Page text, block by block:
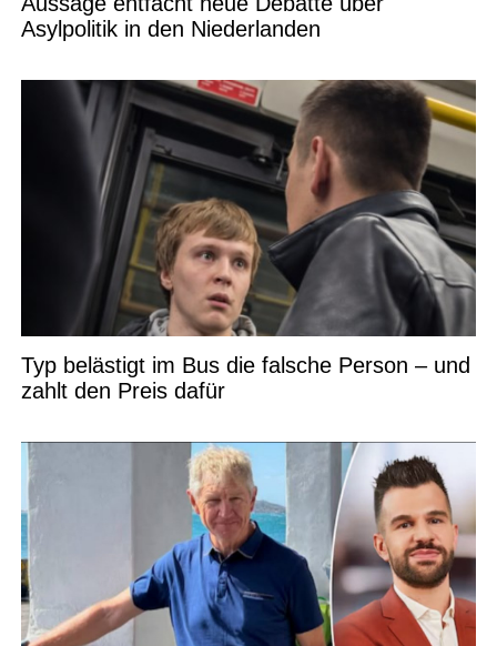
Asylpolitik in den Niederlanden
Typ belästigt im Bus die falsche Person – und
zahlt den Preis dafür